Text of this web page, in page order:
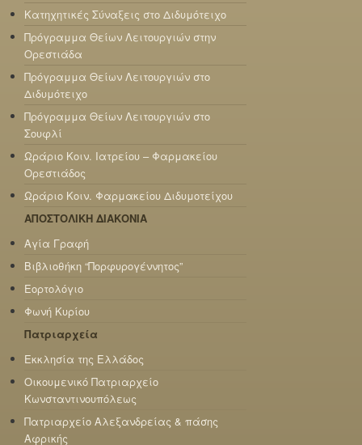
Κατηχητικές Σύναξεις στο Διδυμότειχο
Πρόγραμμα Θείων Λειτουργιών στην
Ορεστιάδα
Πρόγραμμα Θείων Λειτουργιών στο
Διδυμότειχο
Πρόγραμμα Θείων Λειτουργιών στο
Σουφλί
Ωράριο Κοιν. Ιατρείου – Φαρμακείου
Ορεστιάδος
Ωράριο Κοιν. Φαρμακείου Διδυμοτείχου
ΑΠΟΣΤΟΛΙΚΗ ΔΙΑΚΟΝΙΑ
Αγία Γραφή
Βιβλιοθήκη “Πορφυρογέννητος”
Εορτολόγιο
Φωνή Κυρίου
Πατριαρχεία
Εκκλησία της Ελλάδος
Οικουμενικό Πατριαρχείο
Κωνσταντινουπόλεως
Πατριαρχείο Αλεξανδρείας & πάσης
Αφρικής